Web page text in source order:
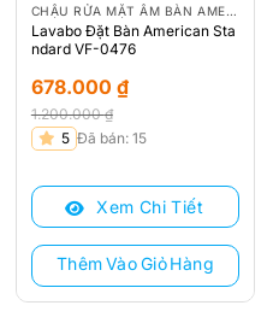
CHẬU RỬA MẶT ÂM BÀN AMERICAN STANDARD
Lavabo Đặt Bàn American Sta
ndard VF-0476
1.200.000₫
Giá
là:
1.200.000 ₫.
678.000 ₫
Giá
tại
678.000 ₫.
5 Đã bán: 15
Xem Chi Tiết
Thêm Vào Giỏ Hàng